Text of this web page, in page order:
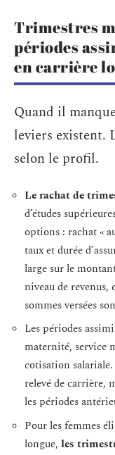
Trimestres
périodes
en carrière
Quand il
leviers existent.
selon le profil.
Le rachat de
d’études
options : rachat «
taux et durée
large sur le
niveau de revenus,
sommes versées
Les périodes
maternité, service
cotisation
relevé de carrière,
les périodes
Pour les femmes
longue, les